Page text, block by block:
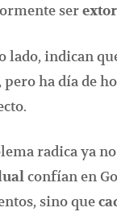
ser
lado, indican
, pero ha día de
radica ya
confían en
sino que